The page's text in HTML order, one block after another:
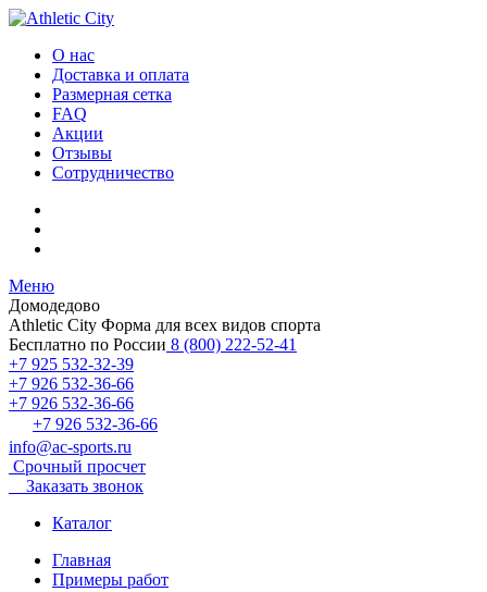
О нас
Доставка и оплата
Размерная сетка
FAQ
Акции
Отзывы
Сотрудничество
Меню
Домодедово
Athletic City Форма для всех видов спорта
Бесплатно по России 8 (800) 222-52-41
+7 925 532-32-39
+7 926 532-36-66
+7 926 532-36-66
+7 926 532-36-66
info@ac-sports.ru
Срочный просчет
Заказать звонок
Каталог
Главная
Примеры работ